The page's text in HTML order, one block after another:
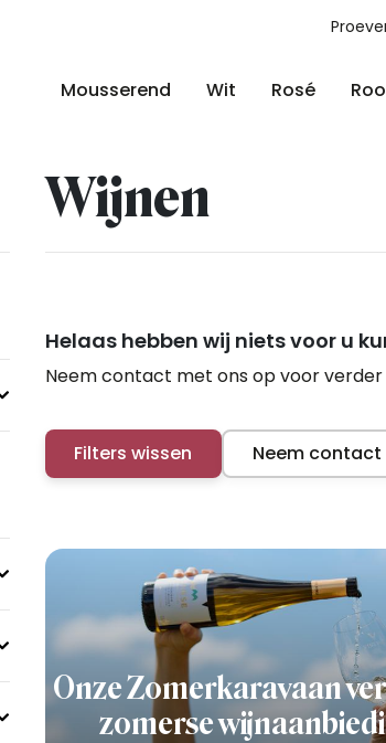
Mousserend Wit Rosé
Wijnen
Helaas hebben wij niets voor u
Neem contact met ons op voor
Filters wissen Neem contact
Onze Zomerkaravaan
zomerse